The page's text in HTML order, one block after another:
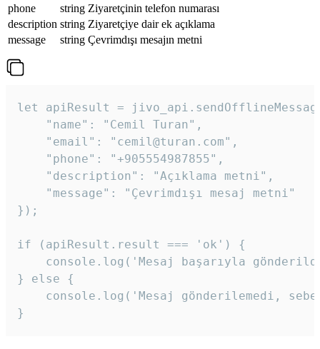
phone
string Ziyaretçinin telefon numarası
description string Ziyaretçiye dair ek açıklama
message
string Çevrimdışı mesajın metni
let apiResult =
    "name": "Cemil Turan",
    "email": "cemil@turan.com",
    "phone": "+905554987855",
    "description": "Açıklama metni",
    "message": "Çevrimdışı mesaj metni"
});
if (apiResult.result === 'ok') {
console.log('Mesaj başarıyla
} else {
console.log('Mesaj gönderilemedi,
}